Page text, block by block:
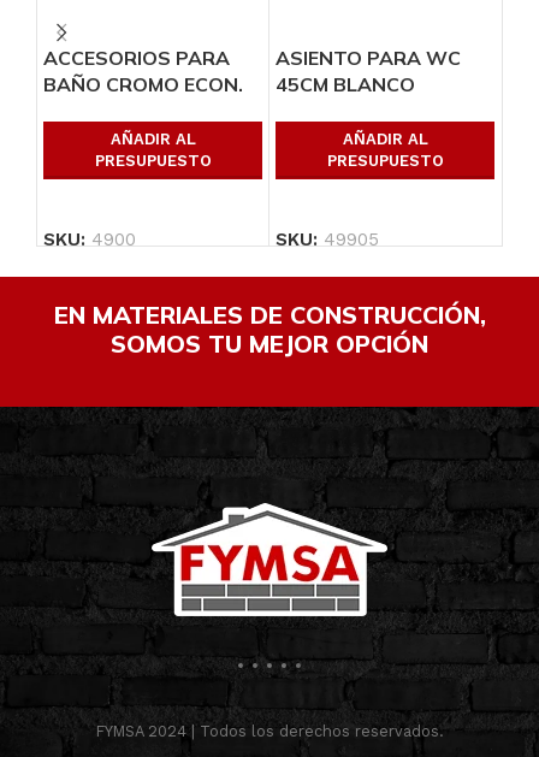
ACCESORIOS PARA
BAÑO CROMO ECON.
AÑADIR AL
PRESUPUESTO
SKU: 4900
ASIENTO PARA WC
45CM BLANCO
AÑADIR AL
PRESUPUESTO
SKU: 49905
EN MATERIALES DE CONSTRUCCIÓN,
SOMOS TU MEJOR OPCIÓN
FYMSA 2024 | Todos los derechos reservados.